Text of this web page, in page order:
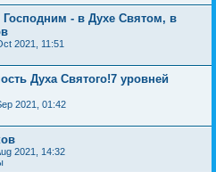
- в Духе Святом, в
2021, 11:51
Духа Святого!7 уровней
2021, 01:42
2021, 14:32